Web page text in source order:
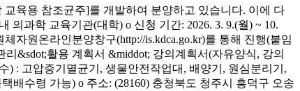
육용 참조균주]를 개발하여 분양하고 있습니다. 이에 다
과학 교육기관(대학) o 신청 기간: 2026. 3. 9.(월) ~ 10.
자원온라인분양창구(http://is.kdca.go.kr)를 통해 진행(붙임
&sdot;활용 계획서 &middot; 강의계획서(자유양식, 강의
) : 고압증기멸균기, 생물안전작업대, 배양기, 원심분리기,
배수령 가능) o 주소: (28160) 충청북도 청주시 흥덕구 오송